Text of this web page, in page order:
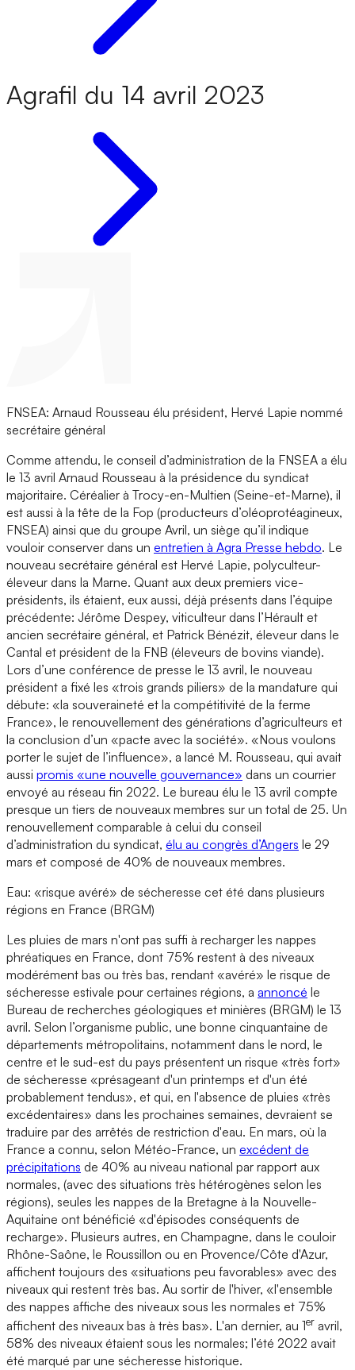
Agrafil du 14 avril 2023
FNSEA: Arnaud Rousseau élu président, Hervé Lapie nommé
secrétaire général
Comme attendu, le conseil d’administration de la FNSEA a élu
le 13 avril Arnaud Rousseau à la présidence du syndicat
majoritaire. Céréalier à Trocy-en-Multien (Seine-et-Marne), il
est aussi à la tête de la Fop (producteurs d’oléoprotéagineux,
FNSEA) ainsi que du groupe Avril, un siège qu’il indique
vouloir conserver dans un entretien à Agra Presse hebdo. Le
nouveau secrétaire général est Hervé Lapie, polyculteur-
éleveur dans la Marne. Quant aux deux premiers vice-
présidents, ils étaient, eux aussi, déjà présents dans l’équipe
précédente: Jérôme Despey, viticulteur dans l’Hérault et
ancien secrétaire général, et Patrick Bénézit, éleveur dans le
Cantal et président de la FNB (éleveurs de bovins viande).
Lors d’une conférence de presse le 13 avril, le nouveau
président a fixé les «trois grands piliers» de la mandature qui
débute: «la souveraineté et la compétitivité de la ferme
France», le renouvellement des générations d’agriculteurs et
la conclusion d’un «pacte avec la société». «Nous voulons
porter le sujet de l’influence», a lancé M. Rousseau, qui avait
aussi promis «une nouvelle gouvernance» dans un courrier
envoyé au réseau fin 2022. Le bureau élu le 13 avril compte
presque un tiers de nouveaux membres sur un total de 25. Un
renouvellement comparable à celui du conseil
d’administration du syndicat, élu au congrès d’Angers le 29
mars et composé de 40% de nouveaux membres.
Eau: «risque avéré» de sécheresse cet été dans plusieurs
régions en France (BRGM)
Les pluies de mars n'ont pas suffi à recharger les nappes
phréatiques en France, dont 75% restent à des niveaux
modérément bas ou très bas, rendant «avéré» le risque de
sécheresse estivale pour certaines régions, a annoncé le
Bureau de recherches géologiques et minières (BRGM) le 13
avril. Selon l’organisme public, une bonne cinquantaine de
départements métropolitains, notamment dans le nord, le
centre et le sud-est du pays présentent un risque «très fort»
de sécheresse «présageant d'un printemps et d'un été
probablement tendus», et qui, en l'absence de pluies «très
excédentaires» dans les prochaines semaines, devraient se
traduire par des arrêtés de restriction d'eau. En mars, où la
France a connu, selon Météo-France, un excédent de
précipitations de 40% au niveau national par rapport aux
normales, (avec des situations très hétérogènes selon les
régions), seules les nappes de la Bretagne à la Nouvelle-
Aquitaine ont bénéficié «d'épisodes conséquents de
recharge». Plusieurs autres, en Champagne, dans le couloir
Rhône-Saône, le Roussillon ou en Provence/Côte d'Azur,
affichent toujours des «situations peu favorables» avec des
niveaux qui restent très bas. Au sortir de l'hiver, «l'ensemble
des nappes affiche des niveaux sous les normales et 75%
affichent des niveaux bas à très bas». L'an dernier, au 1er avril,
58% des niveaux étaient sous les normales; l’été 2022 avait
été marqué par une sécheresse historique.